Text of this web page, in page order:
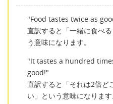
"Food tastes twice as
直訳すると「一緒に食べ
う意味になります。
"It tastes a hundred
good!"
直訳すると「それは2倍ど
い」という意味になります